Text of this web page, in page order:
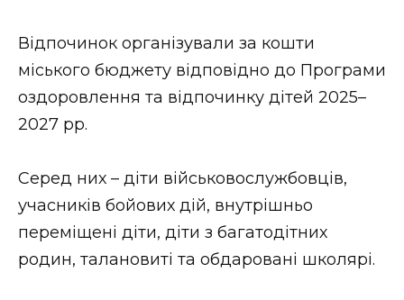
ЗАКАРПАТСЬКІ НОВИНИ
НОВИНИ ЗАХІДНОЇ УКРАЇНИ
ФОТО
ВІДЕО
Відпочинок організували за кошти
міського бюджету відповідно до Програми
оздоровлення та відпочинку дітей 2025–
2027 рр.
Серед них – діти військовослужбовців,
учасників бойових дій, внутрішньо
переміщені діти, діти з багатодітних
родин, талановиті та обдаровані школярі.